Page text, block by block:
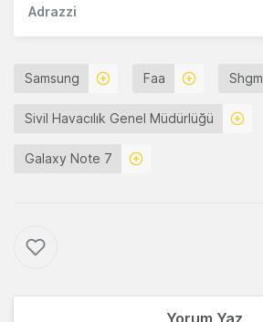
Adrazzi
Samsung Faa Shgm
Sivil Havacılık Genel Müdürlüğü
Galaxy Note 7
Yorum Yaz